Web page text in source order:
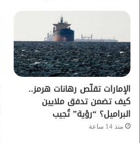
ب
ك
الإمارات تقلّص رهانات هرمز..
كيف تضمن تدفق ملايين
البراميل؟ “رؤية” تُجيب
منذ 14 ساعة